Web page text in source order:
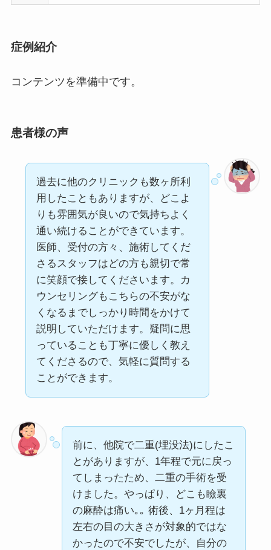
症例紹介
コンテンツを準備中です。
患者様の声
過去に他のクリニックも数ヶ所利
用したこともありますが、どこよ
りも雰囲気が良いので気持ちよく
通い続けることができています。
医師、受付の方々、施術してくだ
さるスタッフはどの方も親切で常
に笑顔で接してくださいます。カ
ウンセリングもこちらの不安がな
くなるまでしっかり時間をかけて
説明していただけます。疑問に思
っていることも丁寧に優しく教え
てくださるので、気軽に質問する
ことができます。
前に、他院で二重(埋没法)にしたこ
とがありますが、1年程で元に戻っ
てしまったため、二重の手術を受
けました。やっぱり、どこも瞼裏
の麻酔は痛い｡｡ 術後、1ヶ月程は
左右の目の大きさが対象的ではな
かったので不安でしたが、自分の